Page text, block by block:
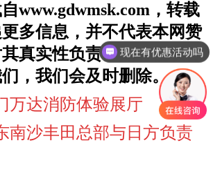
www.gdwmsk.com，转载
多信息，并不代表本网赞
真实性负责。如有侵权行
，我们会及时删除。
万达消防体验展厅
南沙丰田总部与日方负责
现在有优惠活动吗